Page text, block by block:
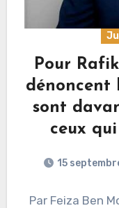
Pour
dénoncent
sont
ceux
15
Par Feiza Ben